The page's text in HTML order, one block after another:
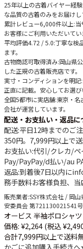
25年以上の古着バイヤー経験
な品質の古着のみをお届けし
累計レビュー6,000件以上:
お客様にご利用いただいてい
平均評価4.72 / 5.0:丁寧な検
ます。
古物商認可取得済み:岡山県
した正規の古着販売店です。
実寸・コンディションを明記
正直に記載。安心してお選び
全国5都市に実店舗:東京・名
会社が運営しています。
配送・お支払い・返品に
配送:平日12時までのご
350円。 7,999円以上で
お支払い:代引/クレカ/
Pay/PayPay/d払い/au
返品:到着後7日以内に
務手数料お客様負担、当
販売業者:SSY株式会社 / 岡
安委員会 第721130021541号
オービス 半袖ポロシャ
価格: ¥2,264 (税込
合計7,999円以上で送料
かごに追加購入手続きへ